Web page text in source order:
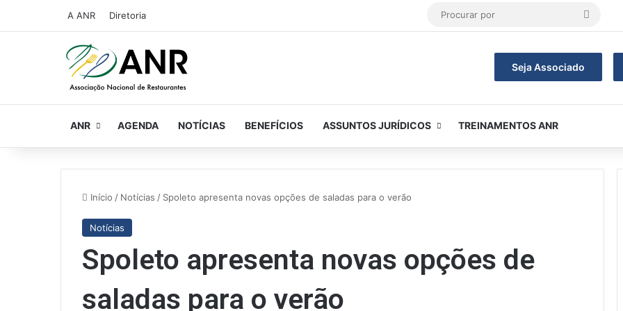
A ANR Diretoria
Seja Associado
ANR AGENDA NOTÍCIAS BENEFÍCIOS ASSUNTOS JURÍDICOS TREINAMENTOS ANR
Início / Notícias / Spoleto apresenta novas opções de saladas para o verão
Notícias
Spoleto apresenta novas opções de
saladas para o verão